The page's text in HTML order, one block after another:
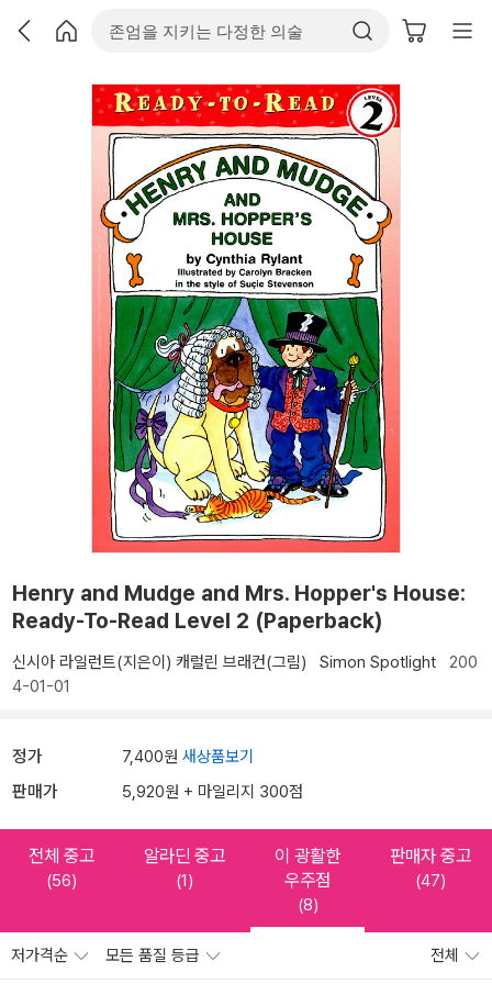
Henry and Mudge and Mrs. Hopper's House:
Ready-To-Read Level 2 (Paperback)
신시아 라일런트(지은이) 캐럴린 브래컨(그림) Simon Spotlight 200
4-01-01
정가 7,400원 새상품보기
판매가 5,920원 + 마일리지 300점
전체 중고
(56)
알라딘 중고
(1)
이 광활한
우주점
(8)
판매자 중고
(47)
저가격순 모든 품질 등급 전체